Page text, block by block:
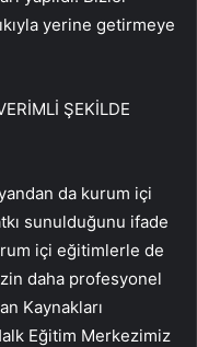
yerine getirmeye
ŞEKİLDE
da kurum içi
sunulduğunu ifade
içi eğitimlerle de
daha profesyonel
Kaynakları
Eğitim Merkezimiz